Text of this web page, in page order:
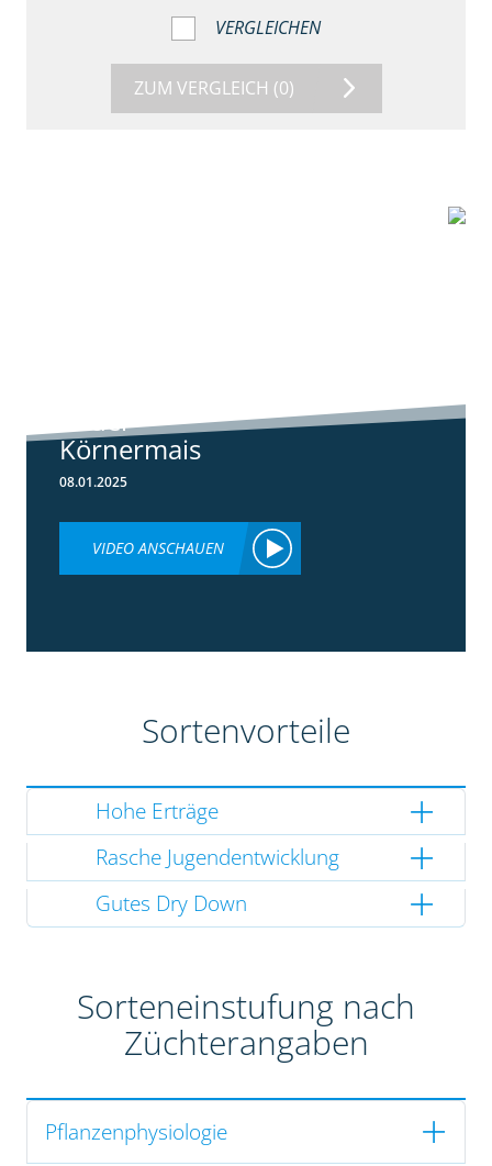
VERGLEICHEN
ZUM VERGLEICH (0)
neuer
Körnermais
08.01.2025
VIDEO ANSCHAUEN
Sortenvorteile
Hohe Erträge
Rasche Jugendentwicklung
Gutes Dry Down
Sorteneinstufung nach
Züchterangaben
Pflanzenphysiologie